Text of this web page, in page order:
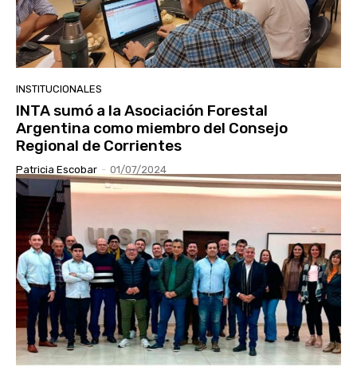
INSTITUCIONALES
INTA sumó a la Asociación Forestal
Argentina como miembro del Consejo
Regional de Corrientes
Patricia Escobar - 01/07/2024